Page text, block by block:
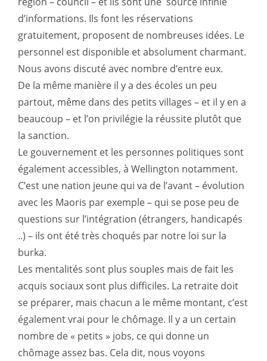
d’informations. Ils font les réservations
gratuitement, proposent de nombreuses idées. Le
personnel est disponible et absolument charmant.
Nous avons discuté avec nombre d’entre eux.
De la même manière il y a des écoles un peu
partout, même dans des petits villages – et il y en a
beaucoup – et l’on privilégie la réussite plutôt que
la sanction.
Le gouvernement et les personnes politiques sont
également accessibles, à Wellington notamment.
C’est une nation jeune qui va de l’avant – évolution
avec les Maoris par exemple – qui se pose peu de
questions sur l’intégration (étrangers, handicapés
..) – ils ont été très choqués par notre loi sur la
burka.
Les mentalités sont plus souples mais de fait les
acquis sociaux sont plus difficiles. La retraite doit
se préparer, mais chacun a le même montant, c’est
également vrai pour le chômage. Il y a un certain
nombre de « petits » jobs, ce qui donne un
chômage assez bas. Cela dit, nous voyons